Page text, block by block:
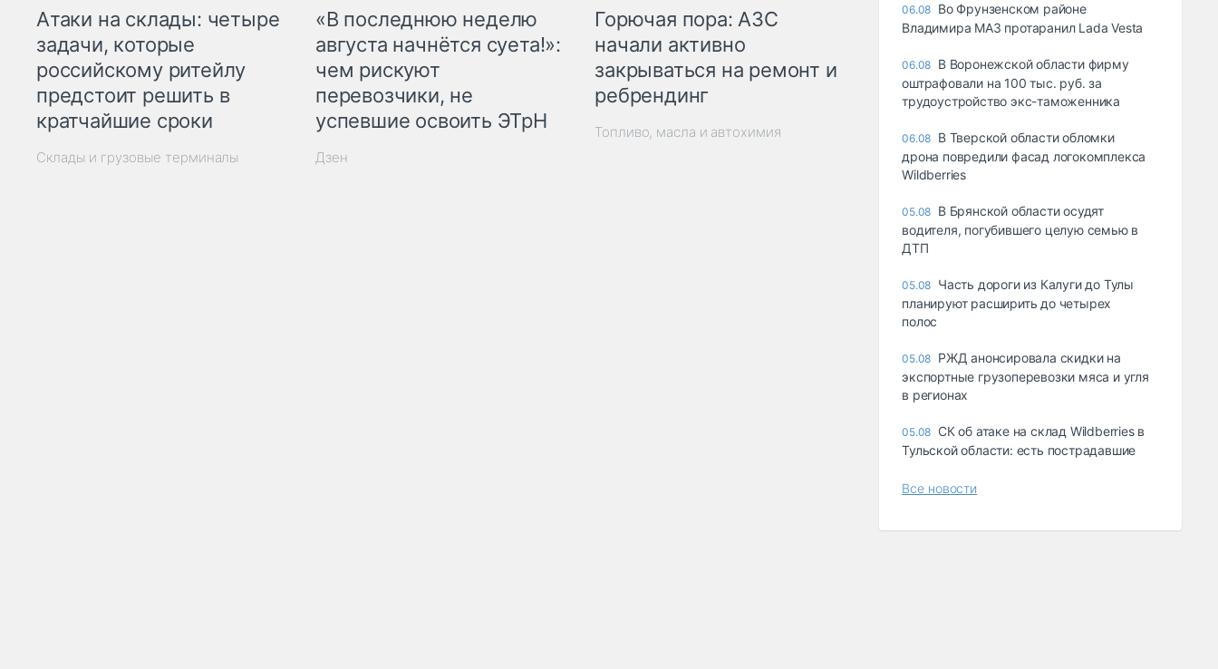
Атаки на склады: четыре
задачи, которые
российскому ритейлу
предстоит решить в
кратчайшие сроки
Склады и грузовые терминалы
«В последнюю неделю
августа начнётся суета!»:
чем рискуют
перевозчики, не
успевшие освоить ЭТрН
Дзен
Горючая пора: АЗС
начали активно
закрываться на ремонт и
ребрендинг
Топливо, масла и автохимия
06.08 Во Фрунзенском районе
Владимира МАЗ протаранил Lada Vesta
06.08 В Воронежской области фирму
оштрафовали на 100 тыс. руб. за
трудоустройство экс-таможенника
06.08 В Тверской области обломки
дрона повредили фасад логокомплекса
Wildberries
05.08 В Брянской области осудят
водителя, погубившего целую семью в
ДТП
05.08 Часть дороги из Калуги до Тулы
планируют расширить до четырех
полос
05.08 РЖД анонсировала скидки на
экспортные грузоперевозки мяса и угля
в регионах
05.08 СК об атаке на склад Wildberries в
Тульской области: есть пострадавшие
Все новости